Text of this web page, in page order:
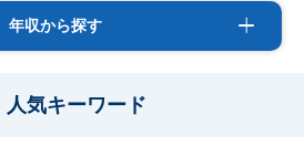
年収から探す
人気キーワード